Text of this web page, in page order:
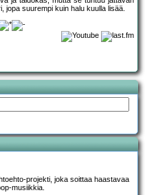
jopa suurempi kuin halu kuulla lisää.
projekti, joka soittaa haastavaa
musiikkia.